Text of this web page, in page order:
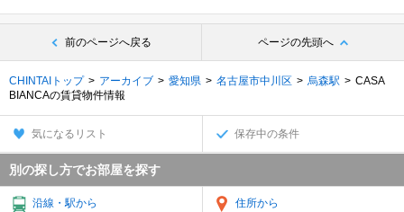
前のページへ戻る ページの先頭へ
CHINTAIトップ アーカイブ 愛知県 名古屋市中川区 烏森駅
CASA
BIANCAの賃貸物件情報
気になるリスト 保存中の条件
別の探し方でお部屋を探す
沿線・駅から 住所から